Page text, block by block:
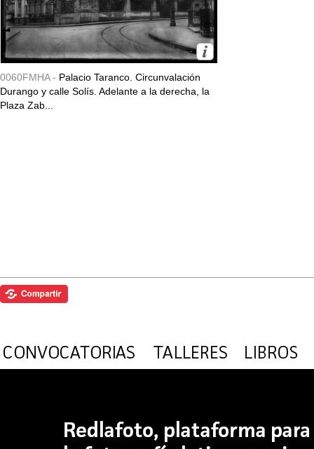
0060FMHA - Palacio Taranco. Circunvalación
Durango y calle Solís. Adelante a la derecha, la
Plaza Zab...